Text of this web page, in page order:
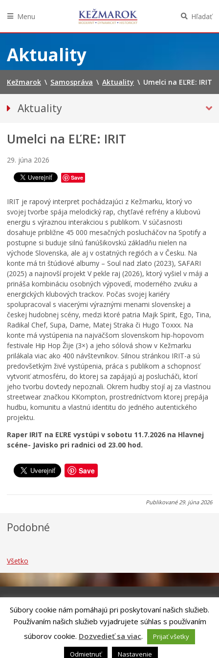
obsah
Menu Hľadať
Aktuality
Kežmarok \ Samospráva \ Aktuality \ Umelci na EĽRE: IRIT
Aktuality
Spravodajstvo
Školstvo
Bezpečnosť
Životné prostredie
Zdravie
Cirkev
Šport
Umelci na EĽRE: IRIT
29. júna 2026
Save
IRIT je rapový interpret pochádzajúci z Kežmarku, ktorý vo
svojej tvorbe spája melodický rap, chytľavé refrény a klubovú
energiu s výraznou interakciou s publikom. V súčasnosti
dosahuje približne 45 000 mesačných poslucháčov na Spotify a
postupne si buduje silnú fanúšikovskú základňu nielen na
východe Slovenska, ale aj v ostatných regióch a v Česku. Na
konte má tri štúdiové albumy – Soul nad zlato (2023), SAFARI
(2025) a najnovší projekt V pekle raj (2026), ktorý vyšiel v máji a
prináša kombináciu osobných výpovedí, moderného zvuku a
energických klubových trackov. Počas svojej kariéry
spolupracoval s viacerými výraznými menami slovenskej a
českej hudobnej scény, medzi ktoré patria Majk Spirit, Ego, Tina,
Radikal Chef, Supa, Dame, Matej Straka či Hugo Toxxx. Na
konte má vystúpenia na najväčšom slovenskom hip-hopovom
festivale Hip Hop Žije (3×) a jeho sólová show v Kežmarku
prilákala viac ako 400 návštevníkov. Silnou stránkou IRIT-a sú
predovšetkým živé vystúpenia, práca s publikom a schopnosť
vytvoriť atmosféru, do ktorej sa zapájajú aj poslucháči, ktorí
jeho tvorbu dovtedy nepoznali. Okrem hudby stojí aj za vlastnou
streetwear značkou KKompton, prostredníctvom ktorej prepája
hudbu, komunitu a vlastnú identitu do jedného autentického
projektu.
Raper IRIT na EĽRE vystúpi v sobotu 11.7.2026 na Hlavnej
scéne- Javisko pri radnici od 23.00 hod.
Save
Publikované29. júna 2026
Podobné
n
é
k
p
a
l
i
o
e
m
r
u
m
e
n
í
p
r
e
v
á
d
z
k
o
v
ý
p
o
r
i
a
d
o
k
0
7
0
8
6
í
n
e
p
a
ž
a
k
,
k
a
t
a
s
t
e
r
p
r
e
p
í
s
a
l
h
r
a
n
i
c
u
0
7
0
8
6
z
k
a
a
s
o
m
o
o
N
j
v
ä
t
e
j
š
e
j
T
r
o
j
i
c
e
v
K
e
ž
m
a
r
k
u
0
7
0
8
6
Všetko
Riešenie ANTIK SMART CITY
| Technický prevádzkovateľ – MVI
Technology, s.r.o.
Správca webového sídla: Mesto Kežmarok, Hlavné námestie, 060 01
Kežmarok, tel.: +421524660111
podatelna@kezmarok.sk,|Vyhlásenie o prístupnosti
Súbory cookie nám pomáhajú pri poskytovaní našich služieb.
Používaním našich služieb vyjadrujete súhlas s používaním
súborov cookie. Dozvedieť sa viac.
Prijať všetky
Odmietnuť
Nastavenie